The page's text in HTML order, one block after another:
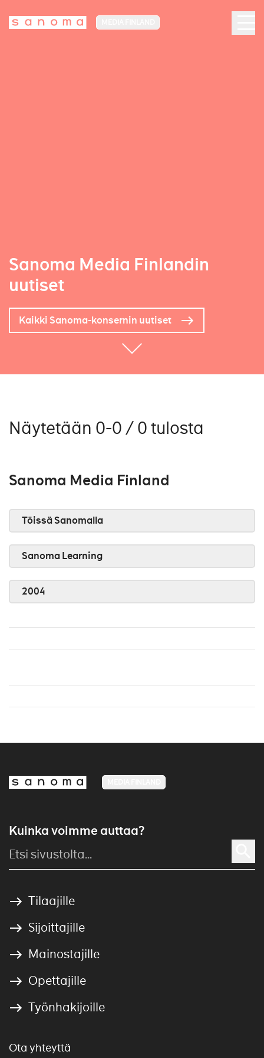
Sanoma Media Finlandin
uutiset
Kaikki Sanoma-konsernin uutiset
Näytetään 0-0 / 0 tulosta
Sanoma Media Finland
Töissä Sanomalla
Sanoma Learning
2004
Kuinka voimme auttaa?
Tilaajille
Sijoittajille
Mainostajille
Opettajille
Työnhakijoille
Ota yhteyttä